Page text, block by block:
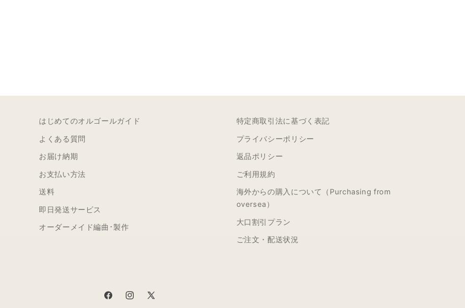
はじめてのオルゴールガイド
よくある質問
お届け納期
お支払い方法
送料
即日発送サービス
オーダーメイド編曲･製作
特定商取引法に基づく表記
プライバシーポリシー
返品ポリシー
ご利用規約
海外からの購入について（Purchasing from
oversea）
大口割引プラン
ご注文・配送状況
FacebookInstagram
X